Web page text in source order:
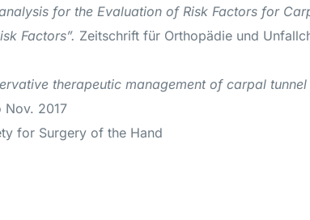
for the Evaluation of Risk Factors for
Factors”. Zeitschrift für Orthopädie und
therapeutic management of carpal tunnel
Nov. 2017
for Surgery of the Hand